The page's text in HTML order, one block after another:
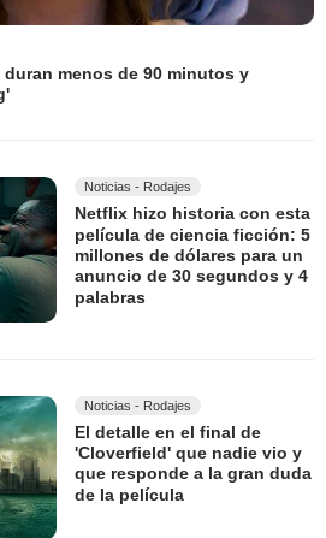
menos de 90 minutos y
Noticias - Rodajes
Netflix hizo historia con esta
película de ciencia ficción: 5
millones de dólares para un
anuncio de 30 segundos y 4
palabras
Noticias - Rodajes
El detalle en el final de
'Cloverfield' que nadie vio y
que responde a la gran duda
de la película